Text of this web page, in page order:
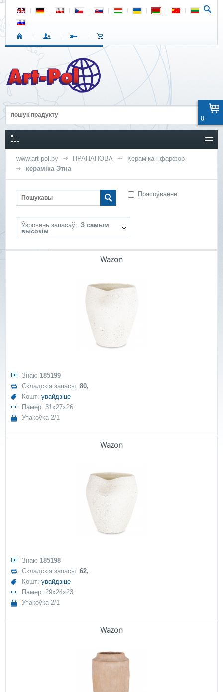
www.art-pol.by ПРАПАНОВА
Кераміка і фарфор
кераміка Этна
Прасоўванне
Ўзровень запасаў.: З самым
высокім
Wazon
Знак: 185199
Складскія запасы:80,
Кошт:увайдзіце
Памер: 31x27x26
Упакоўка 2/1
Wazon
Знак: 185198
Складскія запасы:62,
Кошт:увайдзіце
Памер: 29x24x23
Упакоўка 2/1
Wazon
0